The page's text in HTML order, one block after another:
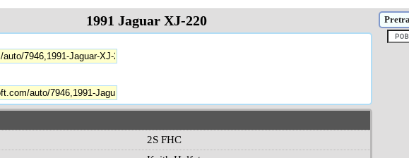
1991 Jaguar XJ-220
2S FHC